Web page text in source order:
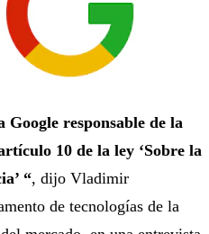
Google responsable de la
10 de la ley ‘Sobre la
“, dijo Vladimir
de tecnologías de la